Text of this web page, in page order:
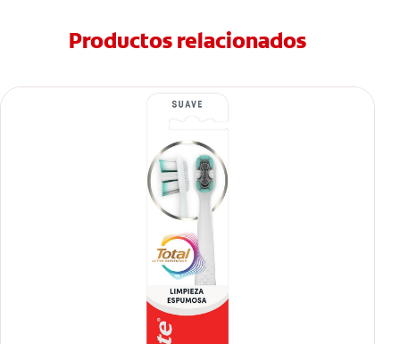
Productos relacionados